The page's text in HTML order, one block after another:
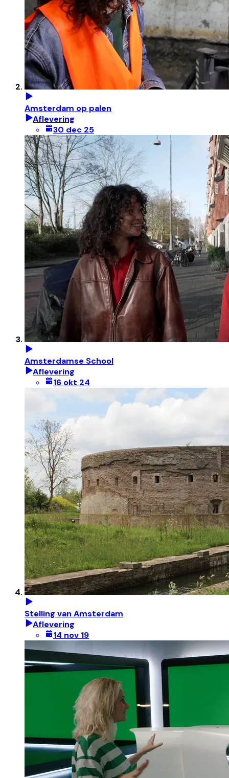
Amsterdam op palen
Aflevering
30 dec 25
Amsterdamse School
Aflevering
16 okt 24
Stelling van Amsterdam
Aflevering
14 nov 19